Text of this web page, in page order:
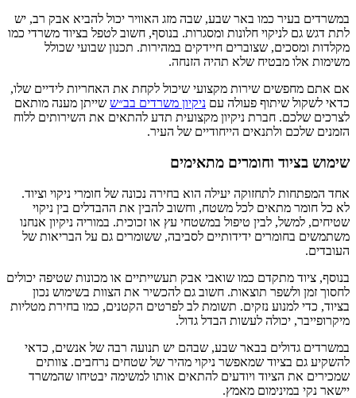
במשרדים בעיר כמו באר שבע, שבה מזג האוויר יכול להביא אבק רב, יש
לתת דגש גם לניקוי חלונות ומסגרות. בנוסף, חשוב לטפל בציוד משרדי כמו
מקלדות ומסכים, שצוברים חיידקים במהירות. תכנון שבועי שכולל
משימות אלו מבטיח שלא תהיה הזנחה.
אם אתם מחפשים שירות מקצועי שיכול לקחת את האחריות לידיים שלו,
כדאי לשקול שיתוף פעולה עם ניקיון משרדים בב״ש שייתן מענה מותאם
לצרכים שלכם. חברת ניקיון מקצועית תדע להתאים את השירותים ללוח
הזמנים שלכם ולתנאים הייחודיים של העיר.
שימוש בציוד וחומרים מתאימים
אחד המפתחות לתחזוקה יעילה הוא בחירה נכונה של חומרי ניקוי וציוד.
לא כל חומר מתאים לכל משטח, וחשוב להבין את ההבדלים בין ניקוי
שטיחים, למשל, לבין טיפול במשטחי עץ או זכוכית. במוריה ניקיון אנחנו
משתמשים בחומרים ידידותיים לסביבה, ששומרים גם על הבריאות של
העובדים.
בנוסף, ציוד מתקדם כמו שואבי אבק תעשייתיים או מכונות שטיפה יכולים
לחסוך זמן ולשפר תוצאות. חשוב גם להכשיר את הצוות בשימוש נכון
בציוד, כדי למנוע נזקים. תשומת לב לפרטים הקטנים, כמו בחירת מטליות
מיקרופייבר, יכולה לעשות הבדל גדול.
במשרדים גדולים בבאר שבע, שבהם יש תנועה רבה של אנשים, כדאי
להשקיע גם בציוד שמאפשר ניקוי מהיר של שטחים נרחבים. צוותים
שמכירים את הציוד ויודעים להתאים אותו למשימה יבטיחו שהמשרד
יישאר נקי במינימום מאמץ.